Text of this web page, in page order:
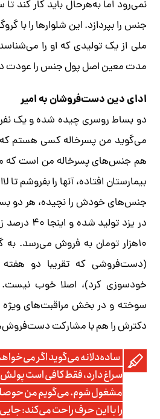
نمی‌رود اما به‌هرحال باید کار کند
جنس را بپردازد. این شلوارها را با
ملی از یک تولیدی که او را
مدت معین اصل پول جنس را عودت
ادای دین دست‌فروشان به امیر
دو بساط روسری چیده شده و یک
می‌گوید من پسرخاله کسی هستم
هم جنس‌های پسرخاله من است که
بیمارستان افتاده، آنها را بفروشم تا
جنس‌های خودش را نچیده، هر دو
در یزد
۱۰‌هزار تومان به فروش می‌رسد.
(دست‌فروشی که تقریبا دو هفته
خودسوزی کرد)، اصلا خوب
سوخته و در بخش مراقبت‌های
دکترش را هم با مشارکت
ساده‌دلانه می‌گوید اگر
سراغ دارد، فقط کافی است
مشغول شوم. می‌گویم من حوصله
را با این حرف راحت می‌کند: